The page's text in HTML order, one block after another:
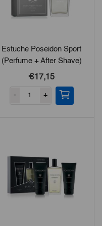
Estuche Poseidon Sport
(Perfume + After Shave)
€17,15
- +